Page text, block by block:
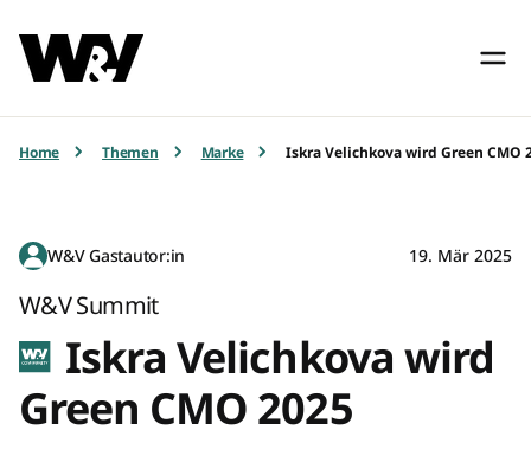
Home Themen Marke Iskra Velichkova wird Green CMO
W&V Gastautor:in 19. Mär 2025
W&V Summit
Iskra Velichkova wird
Green CMO 2025